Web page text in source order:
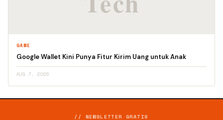
GAME
Google Wallet Kini Punya Fitur Kirim Uang untuk Anak
AUG 7, 2026
// NEWSLETTER GRATIS